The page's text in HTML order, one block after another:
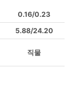
0.16/0.23
5.88/24.20
직물